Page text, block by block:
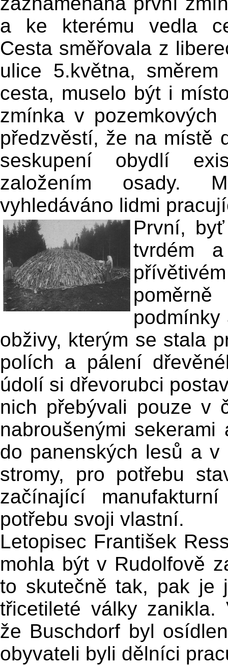
a ke kterému vedla
Cesta směřovala z
ulice 5.května,
cesta, muselo být i
zmínka v
předzvěstí, že na místě
seskupení obydlí
založením osady.
vyhledáváno lidmi
První,
tvrdém
podmínky
obživy, kterým se stala
polích a pálení
údolí si dřevorubci
nich přebývali pouze v
nabroušenými
do panenských lesů a
stromy, pro potřebu
začínající
potřebu svoji vlastní.
Letopisec František
mohla být v Rudolfově
to skutečně tak, pak je
třicetileté války zanikla.
že Buschdorf byl
obyvateli byli dělníci